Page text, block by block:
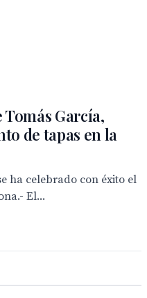
García,
de tapas en la
ha celebrado con éxito el
El...